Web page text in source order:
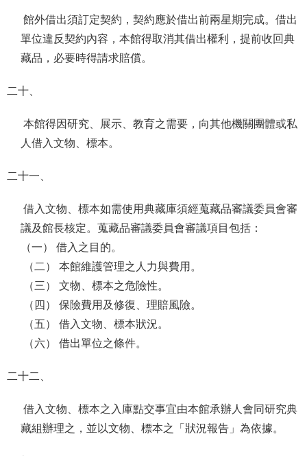
館外借出須訂定契約，契約應於借出前兩星期完成。借出
單位違反契約內容，本館得取消其借出權利，提前收回典
藏品，必要時得請求賠償。
二十、
本館得因研究、展示、教育之需要，向其他機關團體或私
人借入文物、標本。
二十一、
借入文物、標本如需使用典藏庫須經蒐藏品審議委員會審
議及館長核定。蒐藏品審議委員會審議項目包括：
（一） 借入之目的。
（二） 本館維護管理之人力與費用。
（三） 文物、標本之危險性。
（四） 保險費用及修復、理賠風險。
（五） 借入文物、標本狀況。
（六） 借出單位之條件。
二十二、
借入文物、標本之入庫點交事宜由本館承辦人會同研究典
藏組辦理之，並以文物、標本之「狀況報告」為依據。